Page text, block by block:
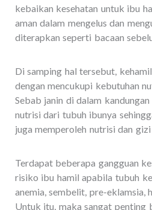
kebaikan kesehatan untuk ibu
aman dalam mengelus dan
diterapkan seperti bacaan
Di samping hal tersebut,
dengan mencukupi kebutuhan
Sebab janin di dalam
nutrisi dari tubuh ibunya
juga memperoleh nutrisi dan gizi
Terdapat beberapa gangguan
risiko ibu hamil apabila tubuh
anemia, sembelit, pre-eklamsia,
Untuk itu, maka sangat penting